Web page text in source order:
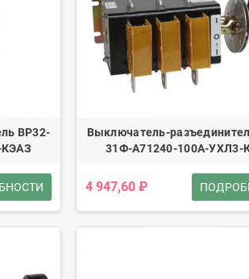
ВР32-
Выключатель-
31Ф-А71240-100А-УХЛ3-
4 947,60 ₽